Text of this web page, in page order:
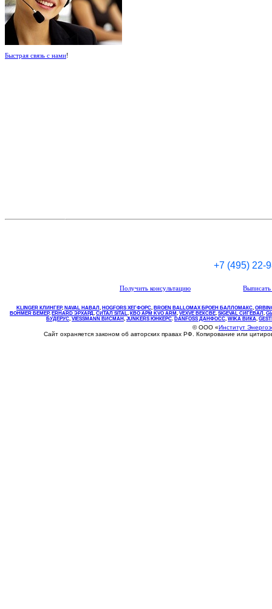
Быстрая связь с нами!
+7 (495) 22-
Получить консультацию
KLINGER КЛИНГЕР, NAVAL НАВАЛ , НOGFORS ХЕГФОРС, BROEN BALLOMAX БРОЕН БАЛЛОМАКС,
BOHMER БЕМЕР, ERHARD ЭРХАРД, СИТАЛ SITAL, КВО АРМ KVO ARM, VEXVE ВЕКСВЕ, SIGEVAL СИГЕВАЛ ,
БУДЕРУС, VIESSMANN ВИСМАН , JUNKERS ЮНКЕРС. DANFOSS ДАНФОСС, WIKA ВИКА,
© ООО «Институт
Сайт охраняется законом об авторских правах РФ. Копирование или